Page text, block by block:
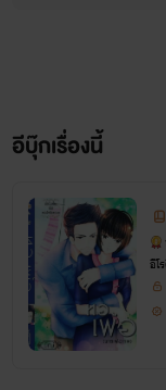
“เมียผมเป็นชาว
“เมียผมเป็นชาว
อีบุ๊กเรื่องนี้
อีโ